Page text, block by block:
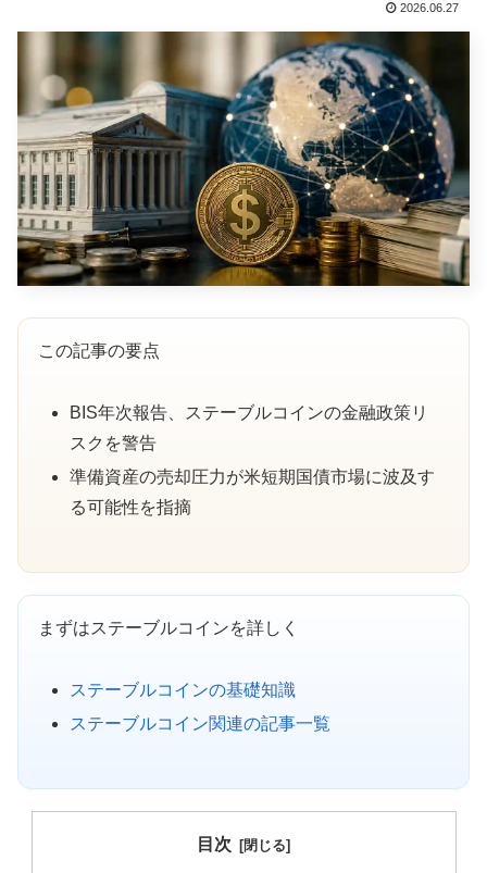
2026.06.27
この記事の要点
BIS年次報告、ステーブルコインの金融政策リ
スクを警告
準備資産の売却圧力が米短期国債市場に波及す
る可能性を指摘
まずはステーブルコインを詳しく
ステーブルコインの基礎知識
ステーブルコイン関連の記事一覧
目次